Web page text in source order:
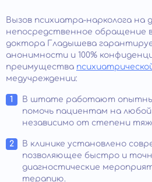
Вызов психиатра-нарколога на
непосредственное обращение
доктора Гладышева
анонимности и 100%
преимущества
медучреждении:
В штате работают
помочь пациентам на
независимо от степени
В клинике установлено
позволяющее быстро и
диагностические
терапию.